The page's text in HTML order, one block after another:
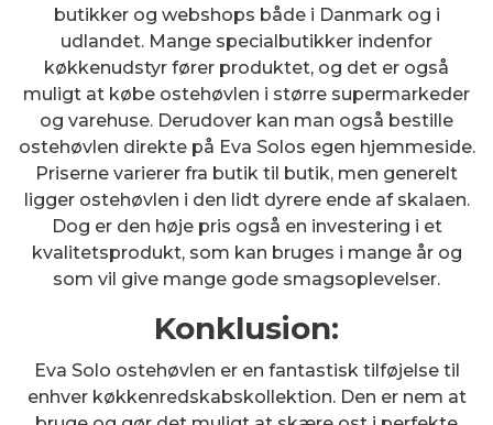
butikker og webshops både i Danmark og i
udlandet. Mange specialbutikker indenfor
køkkenudstyr fører produktet, og det er også
muligt at købe ostehøvlen i større supermarkeder
og varehuse. Derudover kan man også bestille
ostehøvlen direkte på Eva Solos egen hjemmeside.
Priserne varierer fra butik til butik, men generelt
ligger ostehøvlen i den lidt dyrere ende af skalaen.
Dog er den høje pris også en investering i et
kvalitetsprodukt, som kan bruges i mange år og
som vil give mange gode smagsoplevelser.
Konklusion:
Eva Solo ostehøvlen er en fantastisk tilføjelse til
enhver køkkenredskabskollektion. Den er nem at